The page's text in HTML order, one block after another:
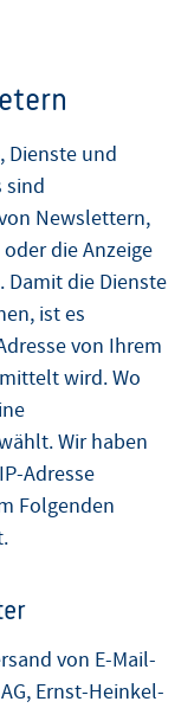
und
sind
Newslettern,
die Anzeige
Damit die Dienste
ist es
von Ihrem
wird. Wo
Wir haben
Adresse
Folgenden
von E-Mail-
Ernst-Heinkel-